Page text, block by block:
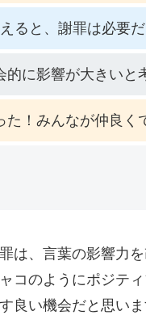
ると、謝罪は必要だ
的に影響が大きいと
！みんなが仲良く
は、言葉の影響力
コのようにポジテ
良い機会だと思いま